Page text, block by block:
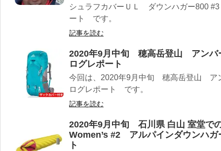
シュラフカバーＵＬ ダウンハガー800
ート です。
記事を読む
2020年9月中旬 穂高岳登山 アンバ
ログレポート
今回は、2020年9月中旬 穂高岳登山 ア
ログレポート です。
記事を読む
2020年9月中旬 石川県 白山 室堂で
Women’s #2 アルパインダウンハ
ト